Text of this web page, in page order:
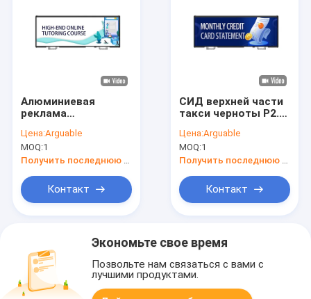
Алюминиевая
реклама
дистанционного
управления
доказательства
верхней части такси
шкафа
Цена:Arguable
MOQ:1
Получить последнюю цену
Контакт
СИД верхней части
такси черноты P2.5
показывает знаки
120w афиши СИД
Цена:Arguable
MOQ:1
Получить последнюю цену
Контакт
Экономьте свое время
Позвольте нам связаться с вами с
лучшими продуктами.